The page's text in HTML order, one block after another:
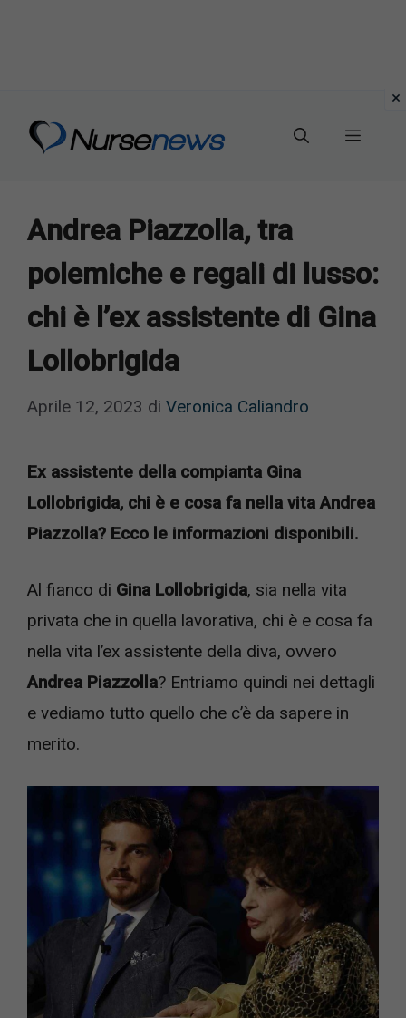
Menu
Andrea Piazzolla, tra
polemiche e regali di lusso:
chi è l’ex assistente di Gina
Lollobrigida
Aprile 12, 2023 di Veronica Caliandro
Ex assistente della compianta Gina
Lollobrigida, chi è e cosa fa nella vita Andrea
Piazzolla? Ecco le informazioni disponibili.
Al fianco di Gina Lollobrigida, sia nella vita
privata che in quella lavorativa, chi è e cosa fa
nella vita l’ex assistente della diva, ovvero
Andrea Piazzolla? Entriamo quindi nei dettagli
e vediamo tutto quello che c’è da sapere in
merito.